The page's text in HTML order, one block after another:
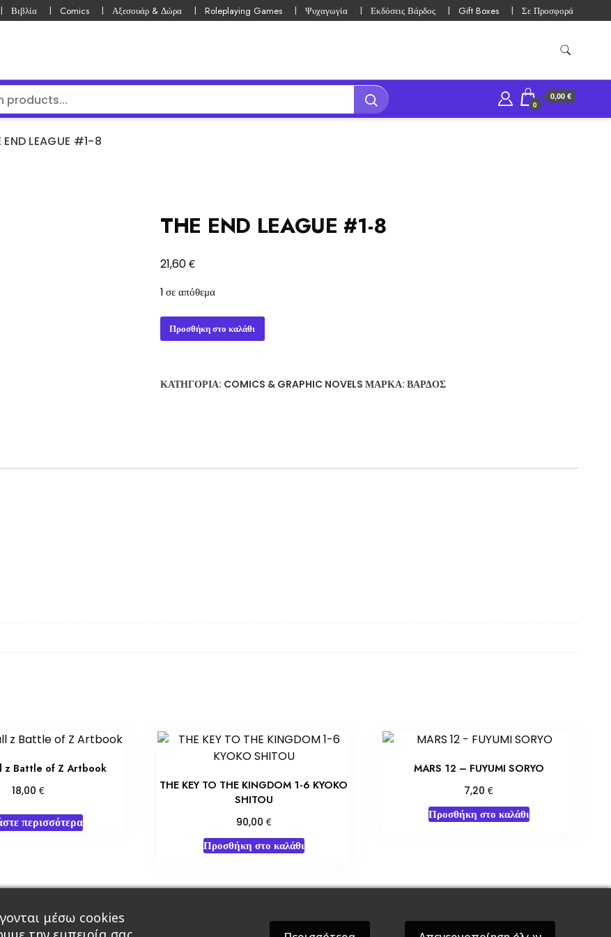
Βιβλία Comics Αξεσουάρ & Δώρα Roleplaying Games Ψυχαγωγία Εκδόσεις Βάρδος Gift Boxes Σε Προσφορά
0
0,00 €
END LEAGUE #1-8
THE END LEAGUE #1-8
21,60€
1 σε απόθεμα
THE
END
8
Προσθήκη στο καλάθι
ΚΑΤΗΓΟΡΊΑ: COMICS & GRAPHIC NOVELS ΜΆΡΚΑ: ΒΆΡΔΟΣ
z Battle of Z Artbook
18,00€
περισσότερα
THE KEY TO THE KINGDOM 1-6 KYOKO
SHITOU
90,00 €
Προσθήκη στο καλάθι
MARS 12 – FUYUMI SORYO
7,20€
Προσθήκη στο καλάθι
Δώρα Roleplaying Games Εκδόσεις Βάρδος Gift Boxes Σε Προσφορά
μέσω cookies